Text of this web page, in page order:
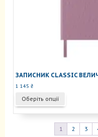
ЗАПИСНИК CLASSIC
1 145 ₴
Оберіть опції
має
кілька
варіантів.
1 2 3